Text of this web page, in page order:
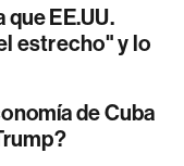
EE.UU.
estrecho" y lo
de Cuba